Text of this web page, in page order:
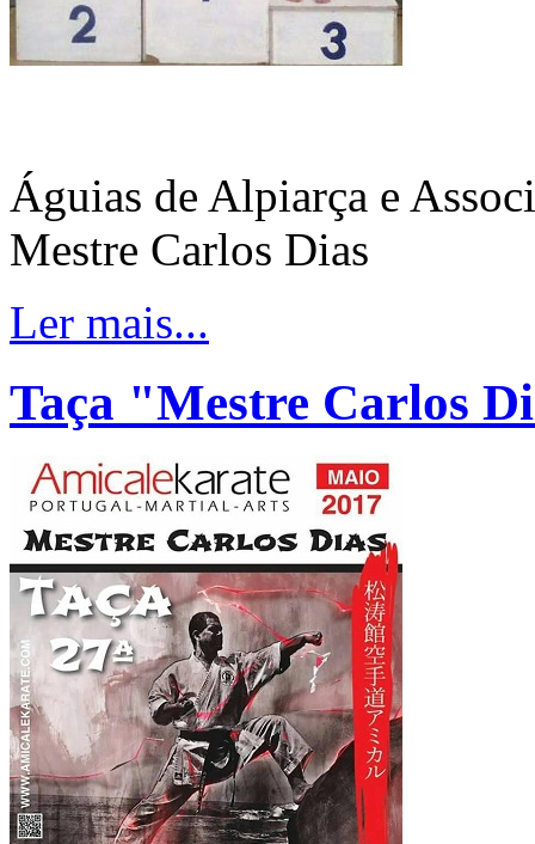
Águias de Alpiarça e
Mestre Carlos Dias
Ler mais...
Taça "Mestre Carlos